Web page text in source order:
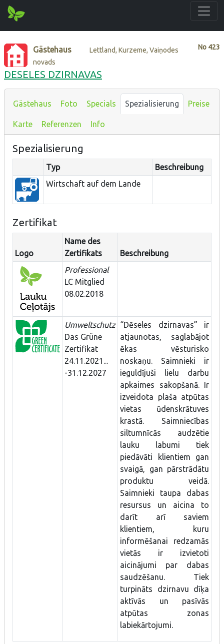
No 423
Gästehaus
Lettland, Kurzeme, Vaiņodes
novads
DESELES DZIRNAVAS
Gästehaus Foto Specials Spezialisierung Preise
Karte Referenzen Info
Spezialisierung
Typ
Beschreibung
Wirtschaft auf dem Lande
Zertifikat
Logo
Name des
Zertifikats
Beschreibung
Professional
LC Mitglied
08.02.2018
Umweltschutz
Das Grüne
Zertifikat
24.11.2021...
-31.12.2027
“Dēseles dzirnavas” ir
atjaunotas, saglabājot
ēkas vēsturisko
noskaņu. Saimnieki ir
ieguldījuši lielu darbu
apkaimes sakopšanā. Ir
izveidota plaša atpūtas
vietas ūdenskrātuves
krastā. Saimniecības
siltumnīcās audzētie
lauku labumi tiek
piedāvāti klientiem gan
svaigā, gan pārstrādātu
produktu veidā.
Saimnieki taupa dabas
resursus un aicina to
darīt arī saviem
klientiem, kuru
informēšanai redzamās
vietās ir izvietoti
aicinājumi par dabas
saudzēšanu. Tiek
turpināts dzirnavu dīķa
aktīvās un pasīvās
atpūtas zonas
labiekārtojumi.